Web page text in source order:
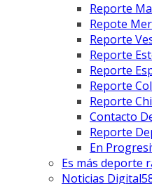
Reporte
Repote
Reporte
Reporte
Reporte
Reporte
Reporte
Contacto
Reporte
En
Es más deporte
Noticias